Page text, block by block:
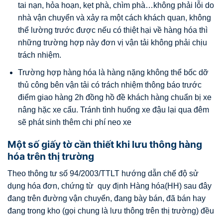
tai nạn, hỏa hoạn, kẹt phà, chìm phà…không phải lỗi do
nhà vận chuyển và xảy ra một cách khách quan, không
thể lường trước được nếu có thiệt hại về hàng hóa thì
những trường hợp này đơn vị vận tải không phải chịu
trách nhiệm.
Trường hợp hàng hóa là hàng nặng không thể bốc dỡ
thủ công bên vận tải có trách nhiệm thông báo trước
điểm giao hàng 2h đồng hồ đề khách hàng chuẩn bị xe
nâng hặc xe cẩu. Tránh tình huống xe đậu lại qua đêm
sẽ phát sinh thêm chi phí neo xe
Một số giấy tờ cần thiết khi lưu thông hàng
hóa trên thị trường
Theo thông tư số 94/2003/TTLT hướng dẫn chế độ sử
dụng hóa đơn, chứng từ quy định Hàng hóa(HH) sau đây
đang trên đường vận chuyển, đang bày bán, đã bán hay
đang trong kho (gọi chung là lưu thông trên thị trường) đều